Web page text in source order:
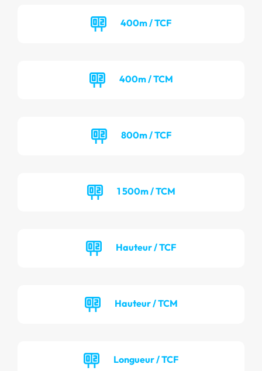
400m / TCF
400m / TCM
800m / TCF
1 500m / TCM
Hauteur / TCF
Hauteur / TCM
Longueur / TCF